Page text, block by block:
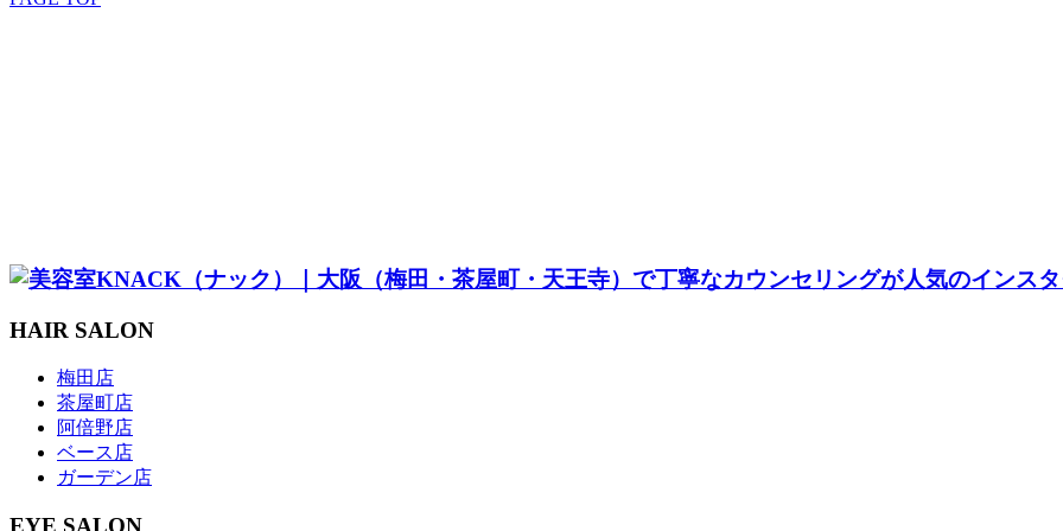
HAIR SALON
梅田店
茶屋町店
阿倍野店
ベース店
ガーデン店
EYE SALON